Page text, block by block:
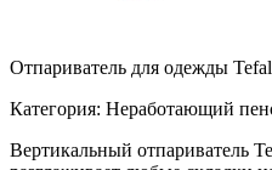
Отпариватель для одежды Tefal
Категория: Неработающий
Вертикальный отпариватель